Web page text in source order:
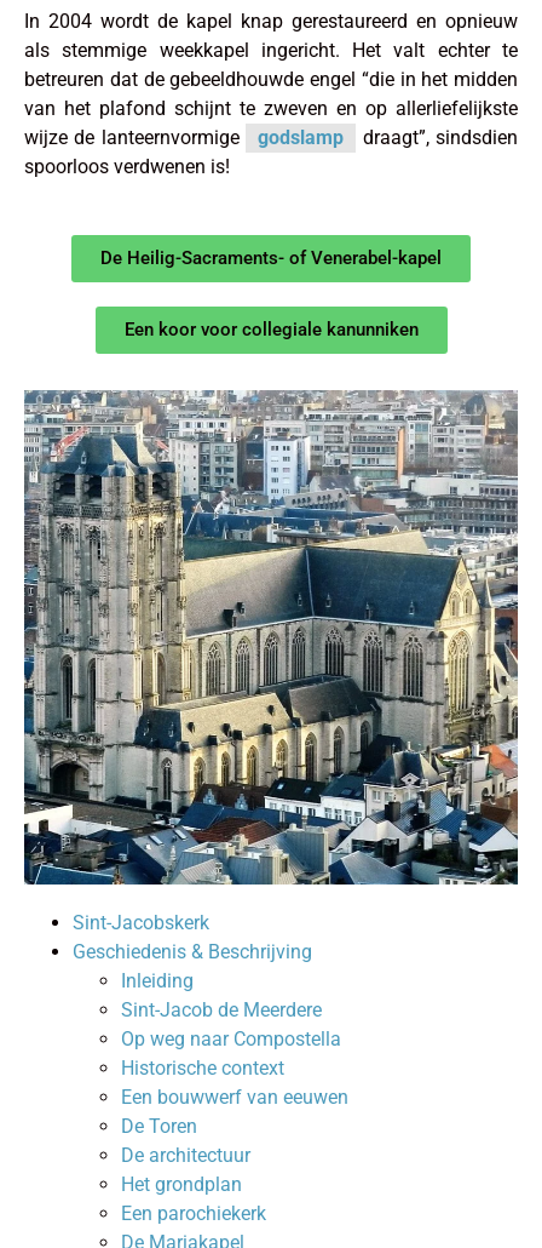
In 2004 wordt de kapel knap gerestaureerd en opnieuw
als stemmige weekkapel ingericht. Het valt echter te
betreuren dat de gebeeldhouwde engel “die in het midden
van het plafond schijnt te zweven en op allerliefelijkste
wijze de lanteernvormige
godslamp
draagt”, sindsdien
spoorloos verdwenen is!
De Heilig-Sacraments- of Venerabel-kapel
Een koor voor collegiale kanunniken
Sint-Jacobskerk
Geschiedenis & Beschrijving
Inleiding
Sint-Jacob de Meerdere
Op weg naar Compostella
Historische context
Een bouwwerf van eeuwen
De Toren
De architectuur
Het grondplan
Een parochiekerk
De Mariakapel